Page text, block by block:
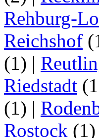
Rehburg-
Reichshof
(1) |
Riedstadt
(1) |
Rostock (1)